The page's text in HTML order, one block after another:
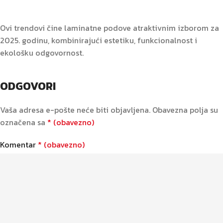
Ovi trendovi čine laminatne podove atraktivnim izborom za
2025. godinu, kombinirajući estetiku, funkcionalnost i
ekološku odgovornost.
ODGOVORI
Vaša adresa e-pošte neće biti objavljena. Obavezna polja su
označena sa * (obavezno)
Komentar * (obavezno)